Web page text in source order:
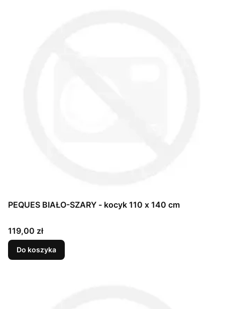
PEQUES BIAŁO-SZARY - kocyk 110 x 140 cm
Cena
119,00 zł
Do koszyka